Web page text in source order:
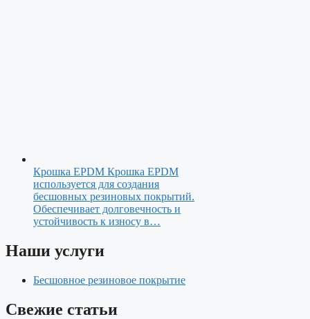
Крошка EPDM Крошка EPDM
используется для создания
бесшовных резиновых покрытий.
Обеспечивает долговечность и
устойчивость к износу в…
Наши услуги
Бесшовное резиновое покрытие
Свежие статьи